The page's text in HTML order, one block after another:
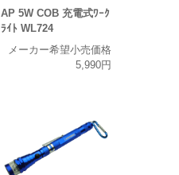
AP 5W COB 充電式ﾜｰｸ
ﾗｲﾄ WL724
メーカー希望小売価格
5,990円